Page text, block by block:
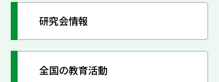
研究会情報
全国の教育活動